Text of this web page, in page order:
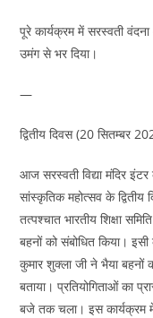
पूरे कार्यक्रम में सरस्वती
उमंग से भर दिया।
—
द्वितीय दिवस (20 सितम्बर
आज सरस्वती विद्या मंदिर
सांस्कृतिक महोत्सव के
तत्पश्चात भारतीय शिक्षा
बहनों को संबोधित किया।
कुमार शुक्ला जी ने भैया बहनों
बताया। प्रतियोगिताओं का
बजे तक चला। इस कार्यक्रम में